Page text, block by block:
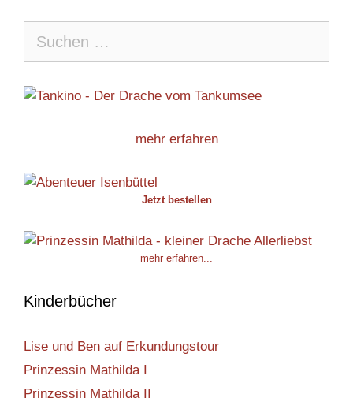
nach:
mehr erfahren
Jetzt bestellen
mehr erfahren...
Kinderbücher
Lise und Ben auf Erkundungstour
Prinzessin Mathilda I
Prinzessin Mathilda II